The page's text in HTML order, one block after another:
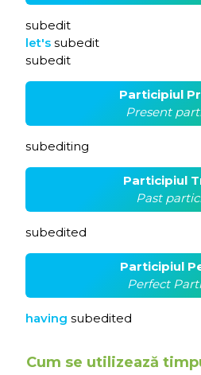
subedit
let's subedit
subedit
Participiul
Present
subediting
Participiul
Past
subedited
Participiul
Perfect
having subedited
Cum se utilizează